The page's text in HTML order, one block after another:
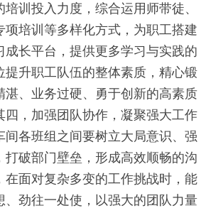
培训投入力度，综合运用师带徒、
项培训等多样化方式，为职工搭建
成长平台，提供更多学习与实践的
提升职工队伍的整体素质，精心锻
湛、业务过硬、勇于创新的高素质
四，加强团队协作，凝聚强大工作
间各班组之间要树立大局意识、强
打破部门壁垒，形成高效顺畅的沟
在面对复杂多变的工作挑战时，能
、劲往一处使，以强大的团队力量